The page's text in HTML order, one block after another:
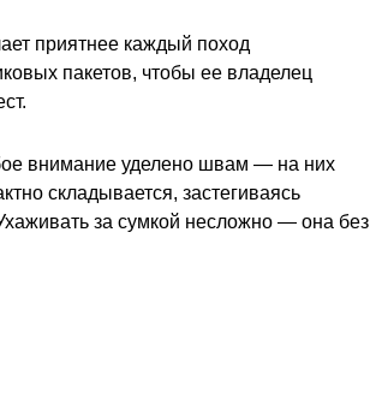
приятнее каждый поход
пакетов, чтобы ее владелец
внимание уделено швам — на них
складывается, застегиваясь
за сумкой несложно — она без